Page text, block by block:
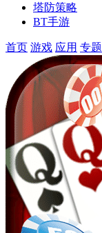
塔防策略
BT手游
首页 游戏 应用 专题